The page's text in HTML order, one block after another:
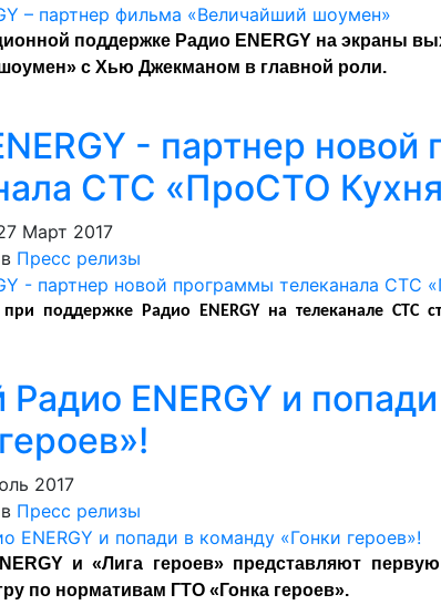
поддержке Радио ENERGY на экраны
с Хью Джекманом в главной роли.
- партнер
СТС «ПроСТО
Март 2017
Пресс релизы
поддержке Радио ENERGY на телеканале СТС
ENERGY и
2017
Пресс релизы
и «Лига героев» представляют
по нормативам ГТО «Гонка героев».